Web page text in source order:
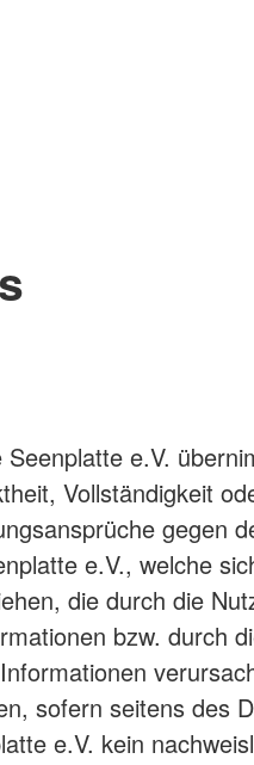
e.V.
Vollständigkeit
gegen
e.V., welche
die durch die
bzw. durch
sofern seitens des
e.V. kein